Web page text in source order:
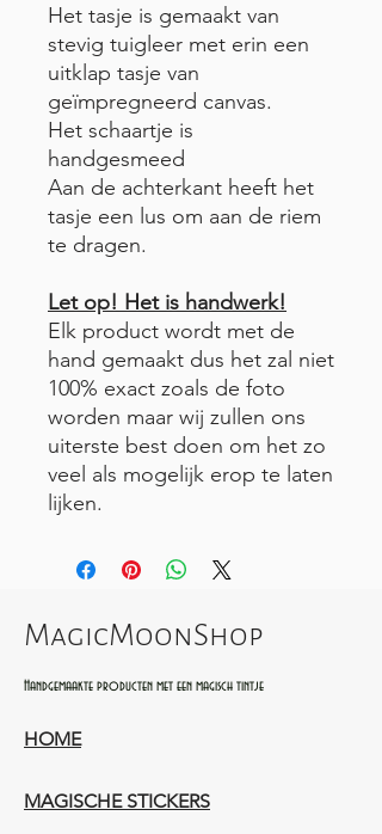
Het tasje is gemaakt van
stevig tuigleer met erin een
uitklap tasje van
geïmpregneerd canvas.
Het schaartje is
handgesmeed
Aan de achterkant heeft het
tasje een lus om aan de riem
te dragen.
Let op! Het is handwerk!
Elk product wordt met de
hand gemaakt dus het zal niet
100% exact zoals de foto
worden maar wij zullen ons
uiterste best doen om het zo
veel als mogelijk erop te laten
lijken.
MagicMoonShop
Handgemaakte producten met een magisch tintje
HOME
MAGISCHE STICKERS